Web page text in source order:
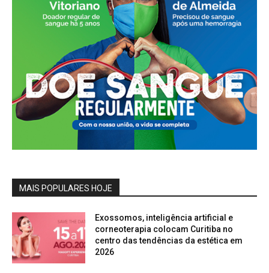
MAIS POPULARES HOJE
Exossomos, inteligência artificial e
corneoterapia colocam Curitiba no
centro das tendências da estética em
2026